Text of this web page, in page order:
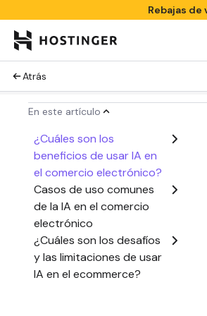
Rebajas
Atrás
En este artículo
¿Cuáles son los
beneficios de usar IA en
el comercio electrónico?
Casos de uso comunes
de la IA en el comercio
electrónico
¿Cuáles son los desafíos
y las limitaciones de usar
IA en el ecommerce?